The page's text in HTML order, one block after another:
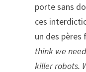
porte sans
ces
un des pères
think we
killer robots.